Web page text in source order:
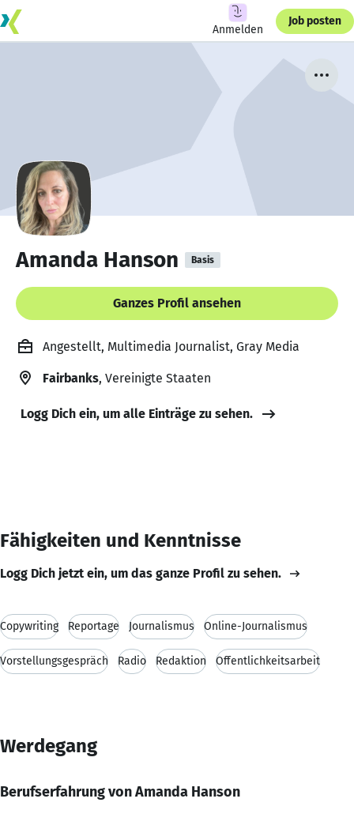
Anmelden
Job posten
Amanda Hanson Basis
Ganzes Profil ansehen
Angestellt, Multimedia Journalist, Gray Media
Fairbanks, Vereinigte Staaten
Logg Dich ein, um alle Einträge zu sehen.
Fähigkeiten und Kenntnisse
Logg Dich jetzt ein, um das ganze Profil zu sehen.
Copywriting Reportage Journalismus Online-Journalismus
Vorstellungsgespräch Radio Redaktion Öffentlichkeitsarbeit
Werdegang
Berufserfahrung von Amanda Hanson